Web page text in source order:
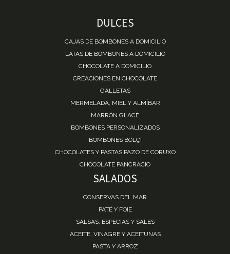
DULCES
CAJAS DE BOMBONES A DOMICILIO
LATAS DE BOMBONES A DOMICILIO
CHOCOLATE A DOMICILIO
CREACIONES EN CHOCOLATE
GALLETAS
MERMELADA, MIEL Y ALMÍBAR
MARRÓN GLACÉ
BOMBONES PERSONALIZADOS
BOMBONES BOLÇI
CHOCOLATES Y PASTAS PAZO DE CORUXO
CHOCOLATE PANCRACIO
SALADOS
CONSERVAS DEL MAR
PATÉ Y FOIE
SALSAS, ESPECIAS Y SALES
ACEITE, VINAGRE Y ACEITUNAS
PASTA Y ARROZ